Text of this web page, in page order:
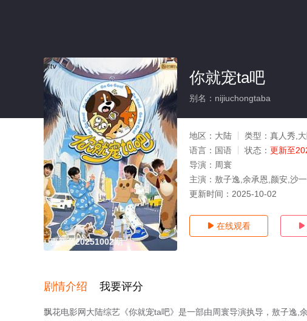
更新至20251002期
你就宠ta吧
别名：nijiuchongtaba
地区： 大陆 类型： 真人秀,
语言： 国语 状态： 更新至
导演： 周寰
主演： 敖子逸,余承恩,颜安,沙
更新时间： 2025-10-02
 在线观看 
剧情介绍 我要评分
飘花电影网大陆综艺《你就宠ta吧》是一部由周寰导演执导，敖子逸